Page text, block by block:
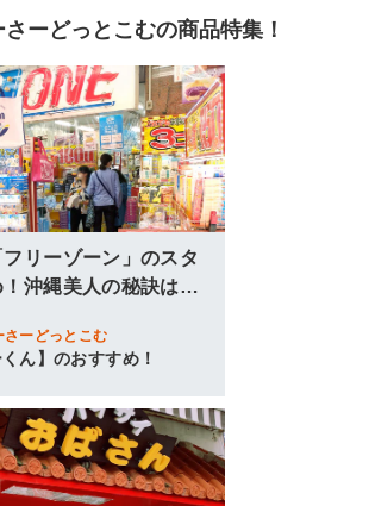
5
ーどっとこむの商品特集！
リーゾーン」のスタ
沖縄美人の秘訣はこ
さーどっとこむ
くん】のおすすめ！